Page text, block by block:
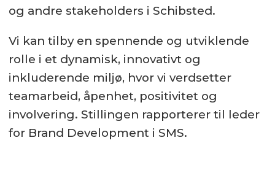
og andre stakeholders i Schibsted.
Vi kan tilby en spennende og utviklende
rolle i et dynamisk, innovativt og
inkluderende miljø, hvor vi verdsetter
teamarbeid, åpenhet, positivitet og
involvering. Stillingen rapporterer til leder
for Brand Development i SMS.